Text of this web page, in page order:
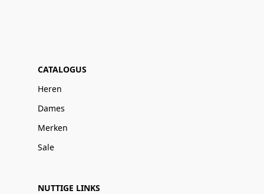
CATALOGUS
Heren
Dames
Merken
Sale
NUTTIGE LINKS